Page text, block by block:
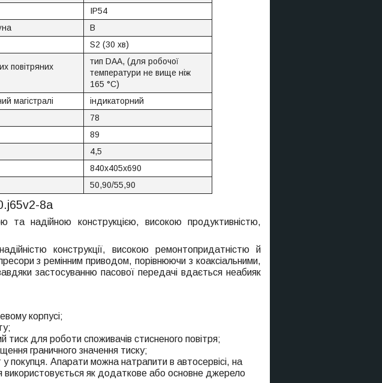
IP54
B
S2 (30 хв)
повітряних
тип DAA, (для робочої
температури не вище ніж
165 °C)
магістралі
індикаторний
78
89
4,5
840х405х690
50,90/55,90
8a
надійною конструкцією, високою продуктивністю,
конструкції, високою ремонтопридатністю й
з ремінним приводом, порівнюючи з коаксіальними,
застосуванню пасової передачі вдається неабияк
корпусі;
для роботи споживачів стисненого повітря;
граничного значення тиску;
покупця. Апарати можна натрапити в автосервісі, на
використовується як додаткове або основне джерело